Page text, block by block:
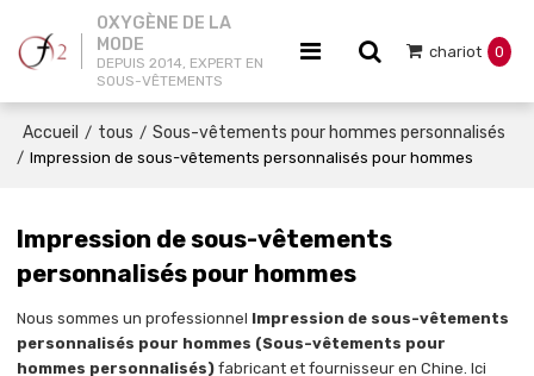
OXYGÈNE DE LA
MODE
DEPUIS 2014, EXPERT EN
SOUS-VÊTEMENTS
chariot 0
Accueil / tous / Sous-vêtements pour hommes personnalisés
/ Impression de sous-vêtements personnalisés pour hommes
Impression de sous-vêtements
personnalisés pour hommes
Nous sommes un professionnel Impression de sous-vêtements
personnalisés pour hommes (Sous-vêtements pour
hommes personnalisés) fabricant et fournisseur en Chine. Ici